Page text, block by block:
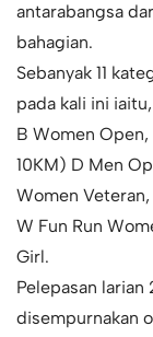
antarabangsa
bahagian.
Sebanyak 11
pada kali ini
B Women
10KM) D Men
Women
W Fun Run
Girl.
Pelepasan larian
disempurnakan